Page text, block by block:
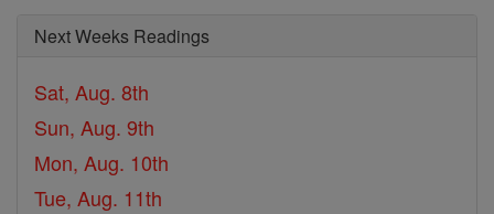
Next Weeks Readings
Sat, Aug. 8th
Sun, Aug. 9th
Mon, Aug. 10th
Tue, Aug. 11th